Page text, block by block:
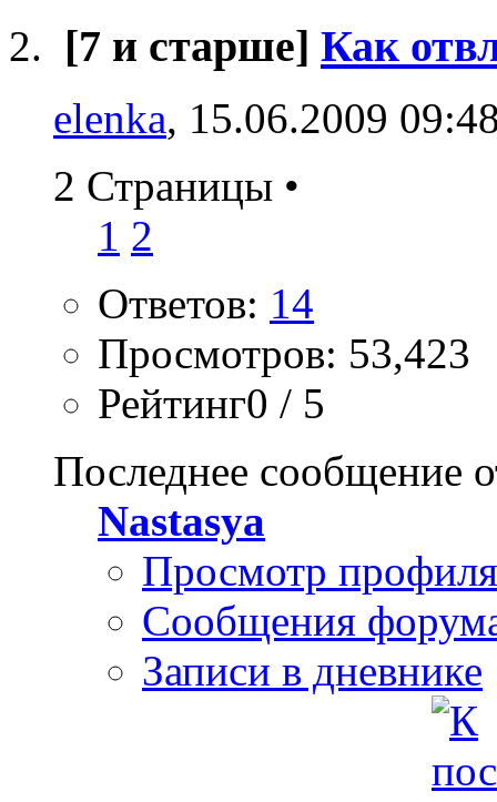
[7 и старше] Как
elenka, 15.06.2009
2 Страницы •
1 2
Ответов: 14
Просмотров: 53,423
Рейтинг0 / 5
Последнее сообщение
Nastasya
Просмотр профиля
Сообщения
Записи в дневнике